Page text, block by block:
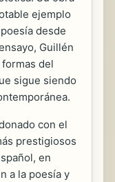
ejemplo
desde
Guillén
del
sigue siendo
con el
prestigiosos
en
a la poesía y